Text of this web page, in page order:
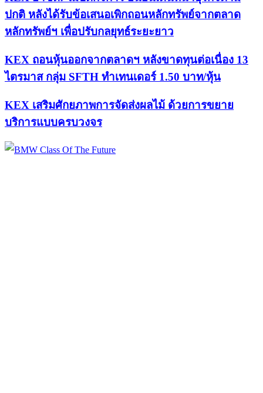
ปกติ หลังได้รับข้อเสนอเพิกถอนหลักทรัพย์จากตลาด
หลักทรัพย์ฯ เพื่อปรับกลยุทธ์ระยะยาว
KEX ถอนหุ้นออกจากตลาดฯ หลังขาดทุนต่อเนื่อง 13
ไตรมาส กลุ่ม SFTH ทำเทนเดอร์ 1.50 บาท/หุ้น
KEX เสริมศักยภาพการจัดส่งผลไม้ ด้วยการขยาย
บริการแบบครบวงจร